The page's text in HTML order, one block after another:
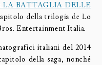
LA BATTAGLIA DELLE
della trilogia de Lo
Entertainment Italia.
italiani del 2014
della saga, nonché